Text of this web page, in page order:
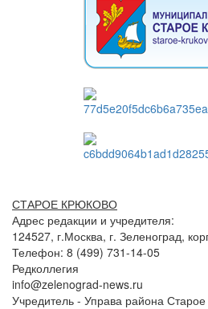
СТАРОЕ КРЮКОВО
Адрес редакции и учредителя:
124527, г.Москва, г. Зеленоград,
Телефон: 8 (499) 731-14-05
Редколлегия
info@zelenograd-news.ru
Учредитель - Управа района